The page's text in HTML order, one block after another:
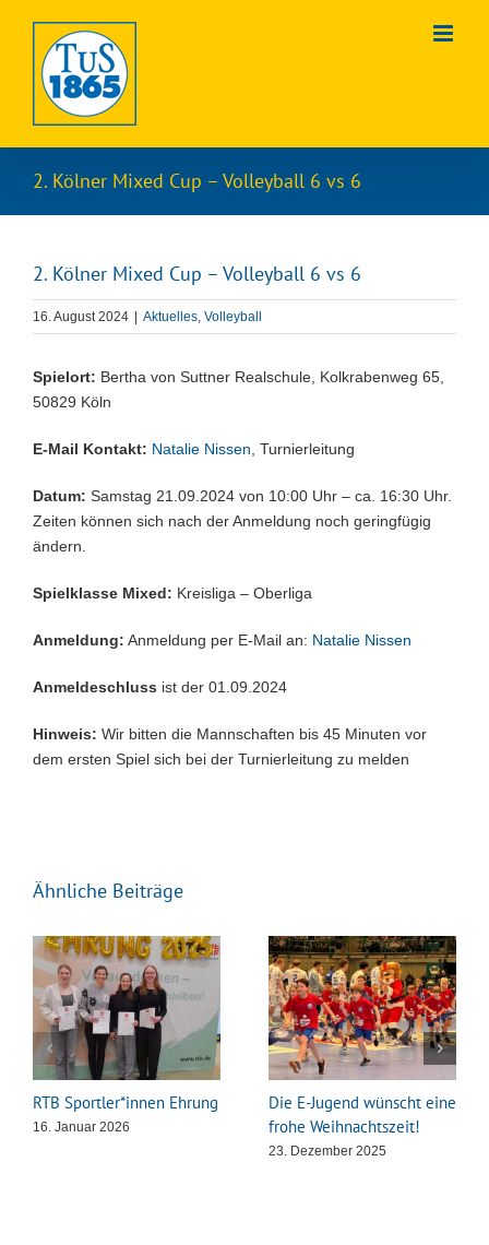
springen
2. Kölner Mixed Cup – Volleyball 6 vs 6
2. Kölner Mixed Cup – Volleyball 6 vs 6
16. August 2024 Aktuelles, Volleyball
Spielort: Bertha von Suttner Realschule, Kolkrabenweg 65,
50829 Köln
E-Mail Kontakt: Natalie Nissen , Turnierleitung
Datum: Samstag 21.09.2024 von 10:00 Uhr – ca. 16:30 Uhr.
Zeiten können sich nach der Anmeldung noch geringfügig
ändern.
Spielklasse Mixed: Kreisliga – Oberliga
Anmeldung: Anmeldung per E-Mail an: Natalie Nissen
Anmeldeschluss ist der 01.09.2024
Hinweis: Wir bitten die Mannschaften bis 45 Minuten vor
dem ersten Spiel sich bei der Turnierleitung zu melden
Ähnliche Beiträge
RTB Sportler*innen Ehrung
16. Januar 2026
Die E-Jugend wünscht eine
frohe Weihnachtszeit!
23. Dezember 2025